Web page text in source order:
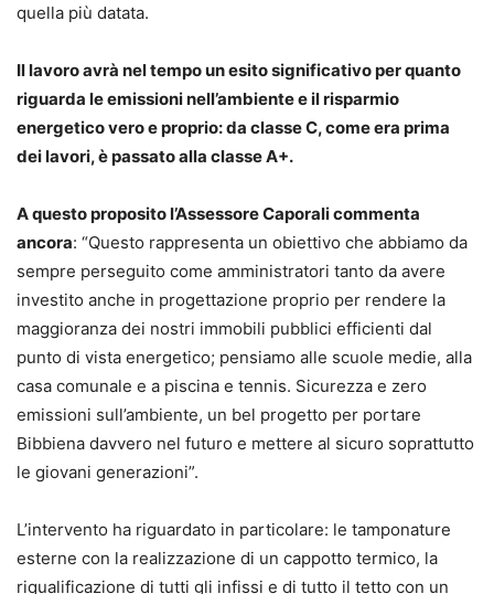
quella più datata.
Il lavoro avrà nel tempo un esito significativo per quanto
riguarda le emissioni nell’ambiente e il risparmio
energetico vero e proprio: da classe C, come era prima
dei lavori, è passato alla classe A+.
A questo proposito l’Assessore Caporali commenta
ancora: “Questo rappresenta un obiettivo che abbiamo da
sempre perseguito come amministratori tanto da avere
investito anche in progettazione proprio per rendere la
maggioranza dei nostri immobili pubblici efficienti dal
punto di vista energetico; pensiamo alle scuole medie, alla
casa comunale e a piscina e tennis. Sicurezza e zero
emissioni sull’ambiente, un bel progetto per portare
Bibbiena davvero nel futuro e mettere al sicuro soprattutto
le giovani generazioni”.
L’intervento ha riguardato in particolare: le tamponature
esterne con la realizzazione di un cappotto termico, la
riqualificazione di tutti gli infissi e di tutto il tetto con un